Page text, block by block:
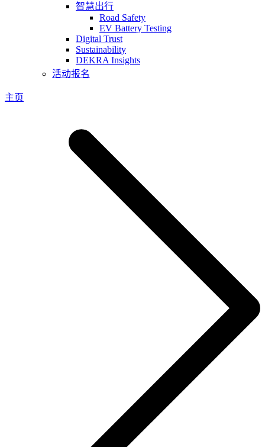
智慧出行
Road Safety
EV Battery Testing
Digital Trust
Sustainability
DEKRA Insights
活动报名
主页